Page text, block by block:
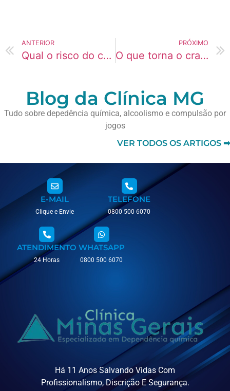
ANTERIOR
Qual o risco do crack para a família do dependente?
PRÓXIMO
O que torna o crack uma das drogas mais destrutivas?
Blog da Clínica MG
Tudo sobre depedência química, alcoolismo e compulsão por
jogos
VER TODOS OS ARTIGOS ➡
E-MAIL
Clique e Envie
TELEFONE
0800 500 6070
ATENDIMENTO
24 Horas
WHATSAPP
0800 500 6070
Há 11 Anos Salvando Vidas Com
Profissionalismo, Discrição E Segurança.